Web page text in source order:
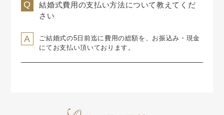
結婚式費用の支払い方法について教えてくだ
さい
ご結婚式の5日前迄に費用の総額を、お振込み・現金
にてお支払い頂いております。